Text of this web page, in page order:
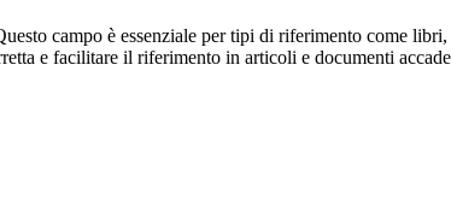
campo è essenziale per tipi di riferimento come
e facilitare il riferimento in articoli e documenti